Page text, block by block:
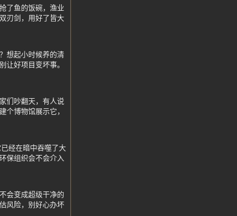
了鱼的饭碗，渔业
刃剑，用好了皆大
想起小时候养的清
让好项目变坏事。
们吵翻天，有人说
个博物馆展示它，
经在暗中吞噬了大
保组织会不会介入
会变成超级干净的
风险，别好心办坏